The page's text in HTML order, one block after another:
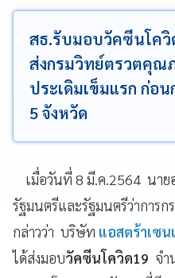
สธ.รับมอบวัคซีนโควิ
ส่งกรมวิทย์ตรวตคุณ
ประเดิมเข็มแรก ก่อ
5 จังหวัด
เมื่อวันที่ 8 มี.ค.2564 นาย
รัฐมนตรีและรัฐมนตรีว่าการก
กล่าวว่า บริษัท แอสตร้าเซ
ได้ส่งมอบวัคซีนโควิด19 จำ